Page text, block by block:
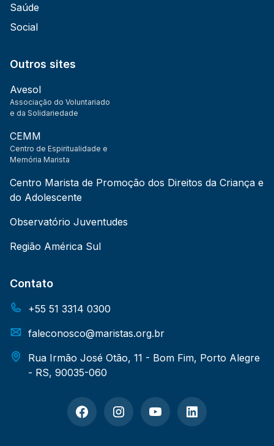
Saúde
Social
Outros sites
Avesol
Associação do Voluntariado
e da Solidariedade
CEMM
Centro de Espiritualidade e
Memória Marista
Centro Marista de Promoção dos Direitos da Criança e
do Adolescente
Observatório Juventudes
Região América Sul
Contato
+55 51 3314 0300
faleconosco@maristas.org.br
Rua Irmão José Otão, 11 - Bom Fim, Porto Alegre
- RS, 90035-060